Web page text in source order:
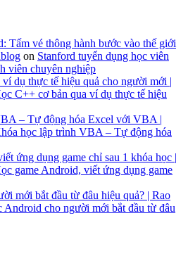
Tấm vé thông hành bước vào thế giới
on Stanford tuyển dụng học viên
viên chuyên nghiệp
dụ thực tế hiệu quả cho người mới |
C++ cơ bản qua ví dụ thực tế hiệu
– Tự động hóa Excel với VBA |
học lập trình VBA – Tự động hóa
ứng dụng game chỉ sau 1 khóa học |
game Android, viết ứng dụng game
mới bắt đầu từ đâu hiệu quả? | Rao
Android cho người mới bắt đầu từ đâu